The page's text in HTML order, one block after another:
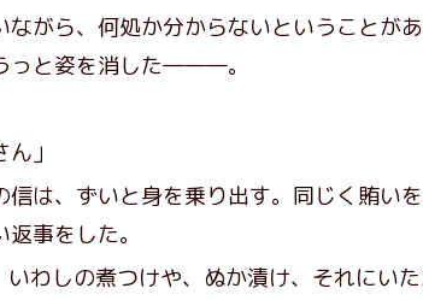
がら、何処か分からないということが
っと姿を消した―――。
」
は、ずいと身を乗り出す。同じく賄い
事をした。
しの煮つけや、ぬか漬け、それにい